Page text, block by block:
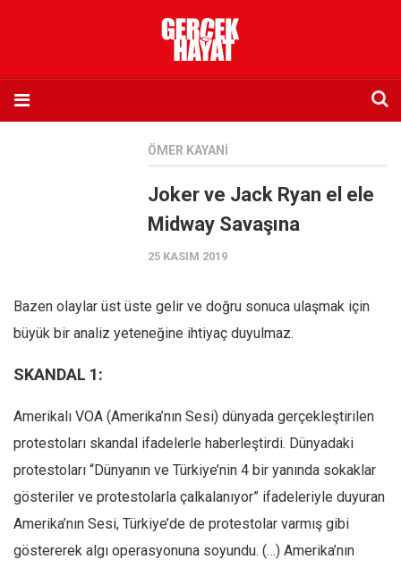
Abone olmak istiyorum
Twitter
Facebook
Instagram
YouTube
Editörden
Yazarlar
ÖMER KAYANI
Joker ve Jack Ryan el ele
Midway Savaşına
25 KASIM 2019
Bazen olaylar üst üste gelir ve doğru sonuca ulaşmak için
büyük bir analiz yeteneğine ihtiyaç duyulmaz.
SKANDAL 1:
Amerikalı VOA (Amerika’nın Sesi) dünyada gerçekleştirilen
protestoları skandal ifadelerle haberleştirdi. Dünyadaki
protestoları “Dünyanın ve Türkiye’nin 4 bir yanında sokaklar
gösteriler ve protestolarla çalkalanıyor” ifadeleriyle duyuran
Amerika’nın Sesi, Türkiye’de de protestolar varmış gibi
göstererek algı operasyonuna soyundu. (…) Amerika’nın